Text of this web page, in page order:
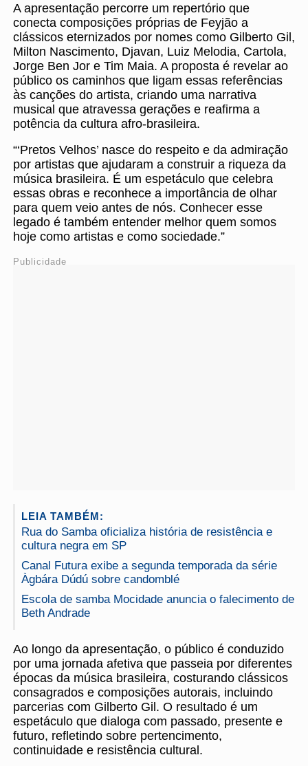
A apresentação percorre um repertório que
conecta composições próprias de Feyjão a
clássicos eternizados por nomes como Gilberto Gil,
Milton Nascimento, Djavan, Luiz Melodia, Cartola,
Jorge Ben Jor e Tim Maia. A proposta é revelar ao
público os caminhos que ligam essas referências
às canções do artista, criando uma narrativa
musical que atravessa gerações e reafirma a
potência da cultura afro-brasileira.
“‘Pretos Velhos’ nasce do respeito e da admiração
por artistas que ajudaram a construir a riqueza da
música brasileira. É um espetáculo que celebra
essas obras e reconhece a importância de olhar
para quem veio antes de nós. Conhecer esse
legado é também entender melhor quem somos
hoje como artistas e como sociedade.”
Publicidade
LEIA TAMBÉM:
Rua do Samba oficializa história de resistência e
cultura negra em SP
Canal Futura exibe a segunda temporada da série
Àgbára Dúdú sobre candomblé
Escola de samba Mocidade anuncia o falecimento de
Beth Andrade
Ao longo da apresentação, o público é conduzido
por uma jornada afetiva que passeia por diferentes
épocas da música brasileira, costurando clássicos
consagrados e composições autorais, incluindo
parcerias com Gilberto Gil. O resultado é um
espetáculo que dialoga com passado, presente e
futuro, refletindo sobre pertencimento,
continuidade e resistência cultural.